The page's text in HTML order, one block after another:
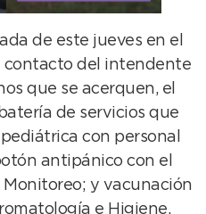
de este jueves en el
contacto del intendente
que se acerquen, el
de servicios que
con personal
antipánico con el
y vacunación
e Higiene.